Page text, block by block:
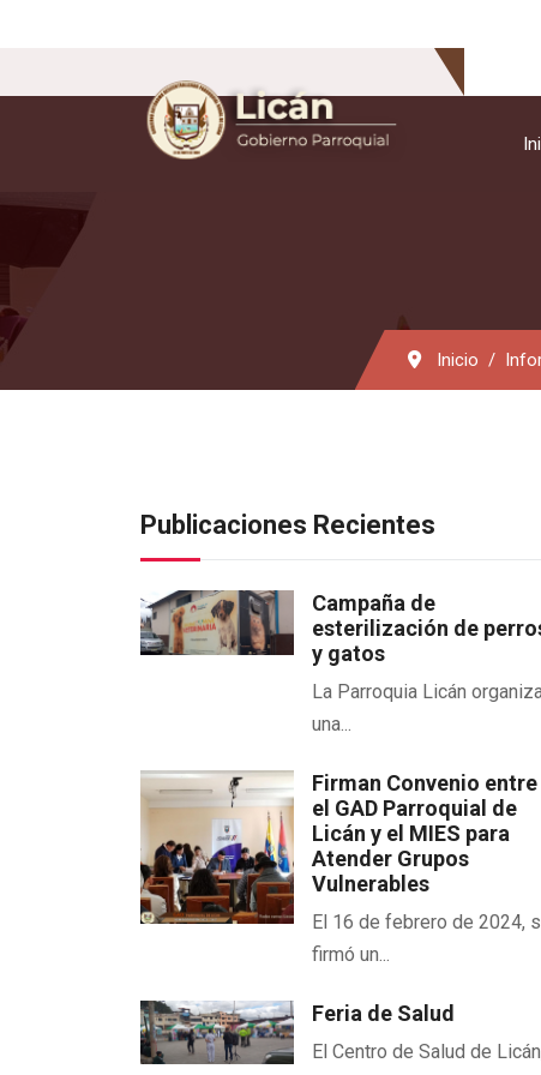
Inicio
Publicaciones Recientes
Campaña de
esterilización de
y gatos
La Parroquia Licán
una...
Firman Convenio entre
el GAD Parroquial de
Licán y el MIES para
Atender Grupos
Vulnerables
El 16 de febrero de 2024,
firmó un...
Feria de Salud
El Centro de Salud de